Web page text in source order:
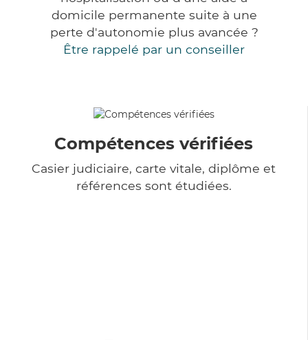
domicile permanente suite à une
perte d'autonomie plus avancée ?
Être rappelé par un conseiller
Compétences vérifiées
Casier judiciaire, carte vitale, diplôme et
références sont étudiées.